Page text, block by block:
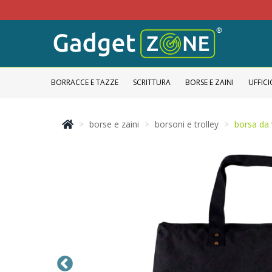
BORRACCE E TAZZE SCRITTURA BORSE E ZAINI
borse e zaini borsoni e trolley borsa da